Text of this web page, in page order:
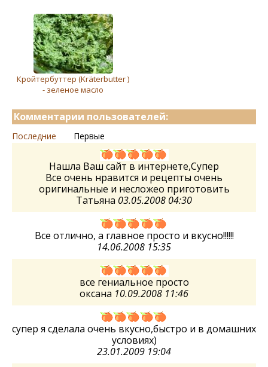
Кройтербуттер (Kräterbutter )
- зеленое масло
Комментарии пользователей:
Последние Первые
Нашла Ваш сайт в интернете,Супер
Все очень нравится и рецепты очень
оригинальные и несложео приготовить
Татьяна 03.05.2008 04:30
Все отлично, а главное просто и вкусно!!!!!!
14.06.2008 15:35
все гениальное просто
оксана 10.09.2008 11:46
супер я сделала очень вкусно,быстро и в домашних
условиях)
23.01.2009 19:04